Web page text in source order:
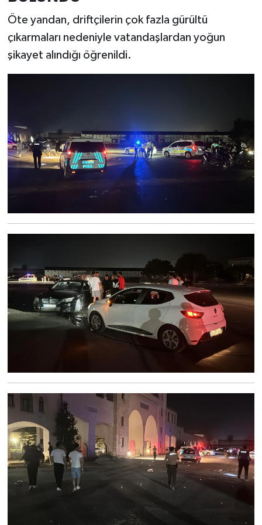
Öte yandan, driftçilerin çok fazla gürültü
çıkarmaları nedeniyle vatandaşlardan yoğun
şikayet alındığı öğrenildi.
Video Galeri